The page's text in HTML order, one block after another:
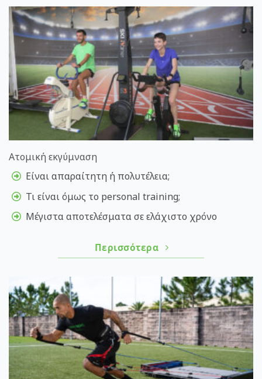
Ατομική εκγύμναση
Είναι απαραίτητη ή πολυτέλεια;
Τι είναι όμως το personal training;
Μέγιστα αποτελέσματα σε ελάχιστο χρόνο
Περισσότερα